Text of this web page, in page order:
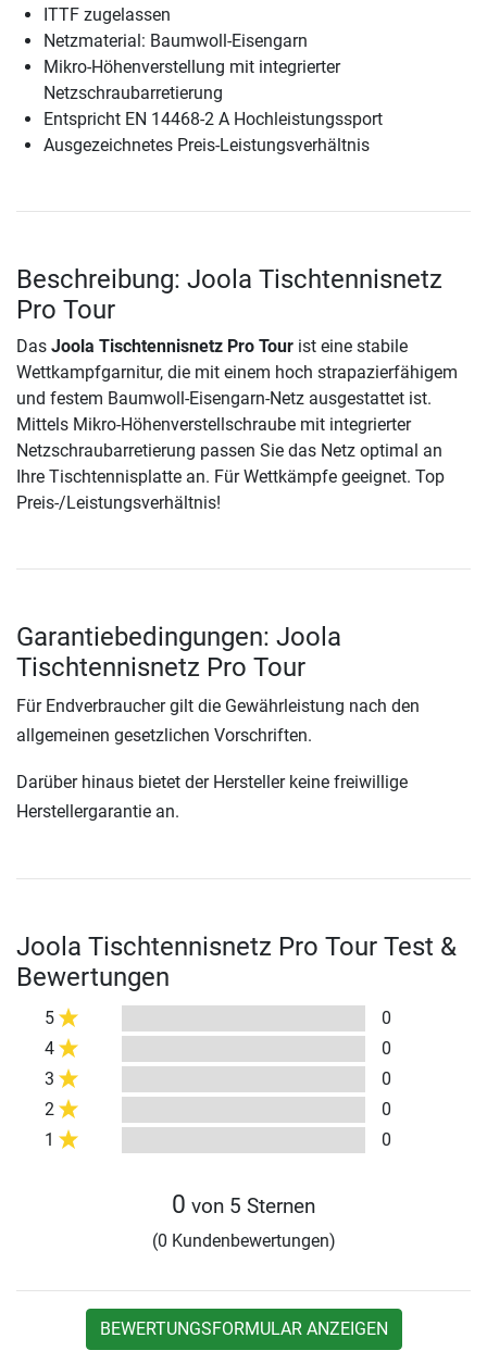
ITTF zugelassen
Netzmaterial: Baumwoll-Eisengarn
Mikro-Höhenverstellung mit integrierter
Netzschraubarretierung
Entspricht EN 14468-2 A Hochleistungssport
Ausgezeichnetes Preis-Leistungsverhältnis
Beschreibung: Joola Tischtennisnetz
Pro Tour
Das Joola Tischtennisnetz Pro Tour ist eine stabile
Wettkampfgarnitur, die mit einem hoch strapazierfähigem
und festem Baumwoll-Eisengarn-Netz ausgestattet ist.
Mittels Mikro-Höhenverstellschraube mit integrierter
Netzschraubarretierung passen Sie das Netz optimal an
Ihre Tischtennisplatte an. Für Wettkämpfe geeignet. Top
Preis-/Leistungsverhältnis!
Garantiebedingungen: Joola
Tischtennisnetz Pro Tour
Für Endverbraucher gilt die Gewährleistung nach den
allgemeinen gesetzlichen Vorschriften.
Darüber hinaus bietet der Hersteller keine freiwillige
Herstellergarantie an.
Joola Tischtennisnetz Pro Tour Test &
Bewertungen
5
0
4
0
3
0
2
0
1
0
0 von 5 Sternen
(0 Kundenbewertungen)
BEWERTUNGSFORMULAR ANZEIGEN